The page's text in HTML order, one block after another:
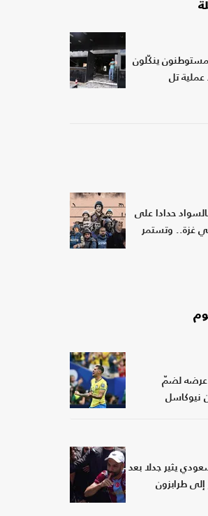
ينكّلون
عملية تل
بالسواد حدادا على
غزة.. وتستمر
عرضه لضمّ
نيوكاسل
يثير جدلا بعد
إلى طرابزون